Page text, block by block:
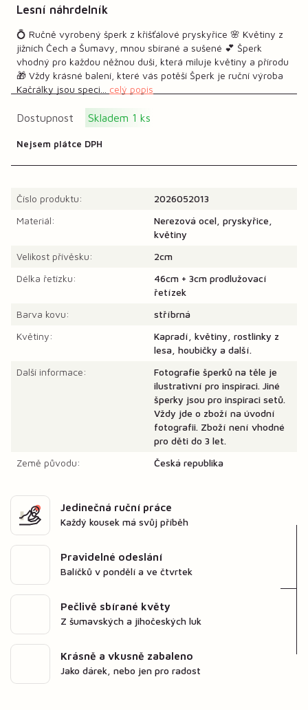
Lesní náhrdelník
💍 Ručně vyrobený šperk z křišťálové pryskyřice 🌸 Květiny z
jižních Čech a Šumavy, mnou sbírané a sušené 💕 Šperk
vhodný pro každou něžnou duši, která miluje květiny a přírodu
🎁 Vždy krásné balení, které vás potěší Šperk je ruční výroba
Kačrálky jsou speci... celý popis
Dostupnost Skladem 1 ks
Nejsem plátce DPH
Číslo produktu:
2026052013
Materiál:
Nerezová ocel, pryskyřice,
květiny
Velikost přívěsku:
2cm
Délka řetízku:
46cm + 3cm prodlužovací
řetízek
Barva kovu:
stříbrná
Květiny:
Kapradí, květiny, rostlinky z
lesa, houbičky a další.
Další informace:
Fotografie šperků na těle je
ilustrativní pro inspiraci. Jiné
šperky jsou pro inspiraci setů.
Vždy jde o zboží na úvodní
fotografii. Zboží není vhodné
pro děti do 3 let.
Země původu:
Česká republika
Jedinečná ruční práce
Každý kousek má svůj příběh
Pravidelné odeslání
Balíčků v pondělí a ve čtvrtek
Pečlivě sbírané květy
Z šumavských a jihočeských luk
Krásně a vkusně zabaleno
Jako dárek, nebo jen pro radost